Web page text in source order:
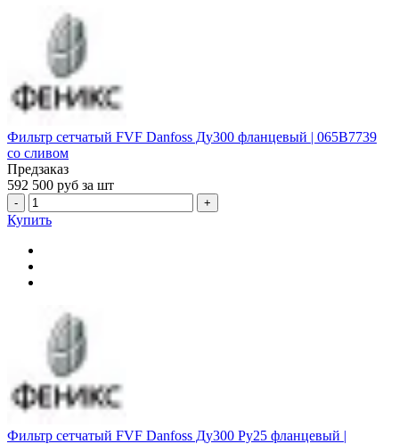
Фильтр сетчатый FVF Danfoss Ду300 фланцевый | 065B7739
со сливом
Предзаказ
592 500 руб за шт
- +
Купить
Фильтр сетчатый FVF Danfoss Ду300 Ру25 фланцевый |